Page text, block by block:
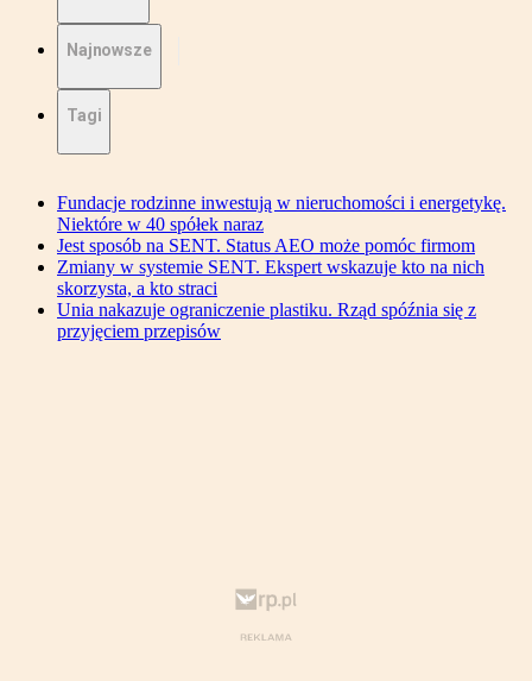
Najnowsze
Tagi
Fundacje rodzinne inwestują w nieruchomości i energetykę.
Niektóre w 40 spółek naraz
Jest sposób na SENT. Status AEO może pomóc firmom
Zmiany w systemie SENT. Ekspert wskazuje kto na nich
skorzysta, a kto straci
Unia nakazuje ograniczenie plastiku. Rząd spóźnia się z
przyjęciem przepisów